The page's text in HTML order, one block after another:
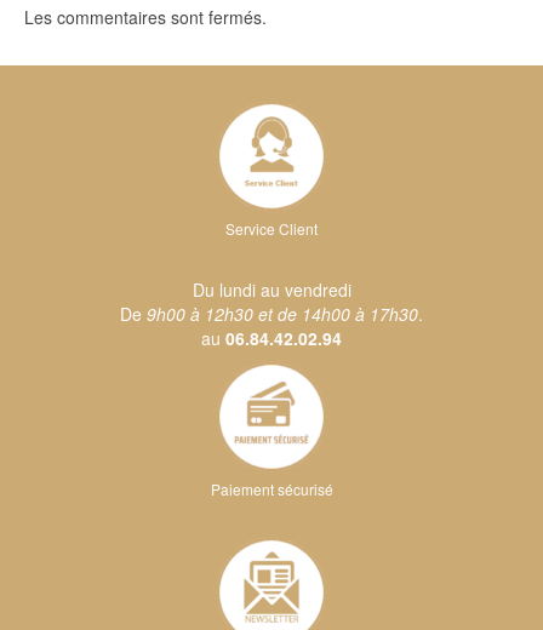
Les commentaires sont fermés.
Service Client
Du lundi au vendredi
De 9h00 à 12h30 et de 14h00 à 17h30.
au 06.84.42.02.94
Paiement sécurisé